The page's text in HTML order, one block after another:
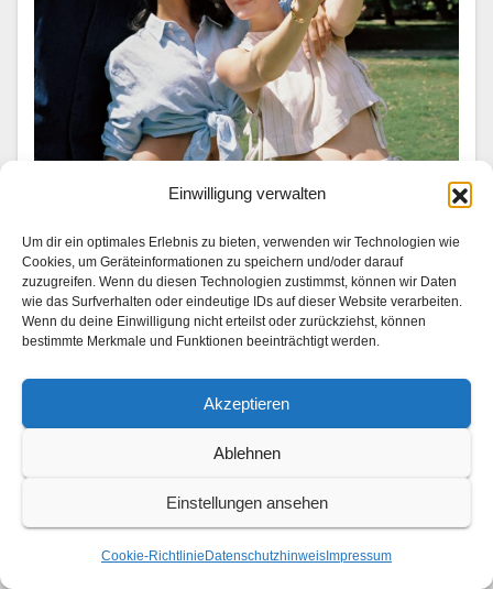
Einwilligung verwalten
Um dir ein optimales Erlebnis zu bieten, verwenden wir Technologien wie
Cookies, um Geräteinformationen zu speichern und/oder darauf
zuzugreifen. Wenn du diesen Technologien zustimmst, können wir Daten
wie das Surfverhalten oder eindeutige IDs auf dieser Website verarbeiten.
Wenn du deine Einwilligung nicht erteilst oder zurückziehst, können
bestimmte Merkmale und Funktionen beeinträchtigt werden.
Akzeptieren
Ablehnen
Einstellungen ansehen
Cookie-Richtlinie Datenschutzhinweis Impressum
Trip down memory lane: Analoge
Reiseerinnerungen
1. AUGUST 2026
Mit Lea van Acken, Gizem Emre und Ben Felipe
Momente wiederzuentdecken, die jede Reise prägen
Von Orten der Kind­heit und Lieblingsvierteln bis hin zu